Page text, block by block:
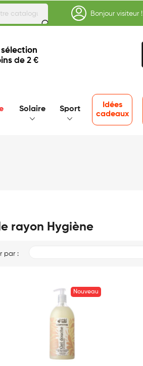
Bonjour visiteur !
de 2 €
Solaire Sport
Idées
cadeaux
rayon Hygiène
par :
Nouveau